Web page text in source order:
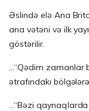
Əslində elə Ana
ana vətəni və ilk
göstərilir.
…“Qədim zamanlar
ətrafındakı
…“Bəzi